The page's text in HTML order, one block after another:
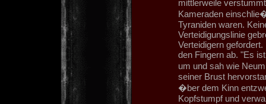
mittlerweile
Kameraden
Tyraniden waren.
Verteidigungslinie
Verteidigern
den Fingern ab. "Es
um und sah wie
seiner Brust
�ber dem Kinn
Kopfstumpf und